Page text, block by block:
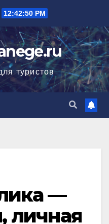
12:42:51 PM
туристов
—
личная